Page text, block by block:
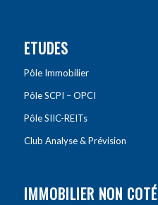
ETUDES
Pôle Immobilier
Pôle SCPI – OPCI
Pôle SIIC-REITs
Club Analyse & Prévision
IMMOBILIER NON COTÉ